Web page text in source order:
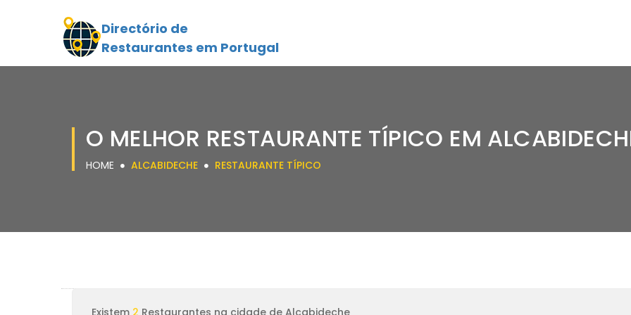
Directório de
Restaurantes em Portugal
O MELHOR RESTAURANTE TÍPICO EM
HOME ALCABIDECHE RESTAURANTE TÍPICO
Existem 2 Restaurantes na cidade de Alcabideche